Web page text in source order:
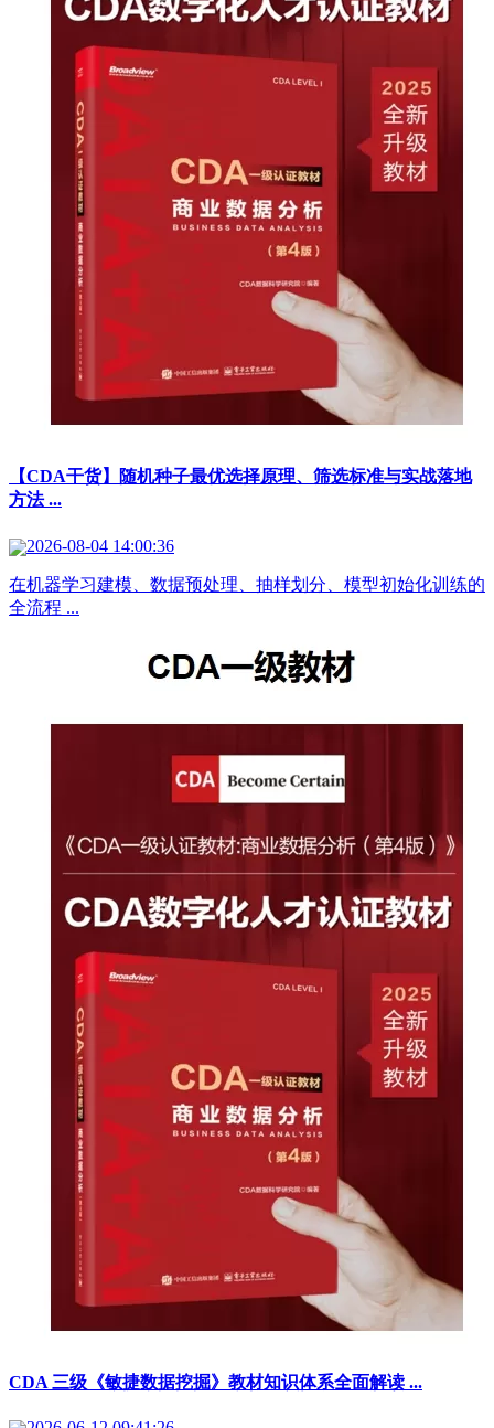
【CDA干货】随机种子最优选择原理、筛选标准与实战落地
方法 ...
2026-08-04 14:00:36
在机器学习建模、数据预处理、抽样划分、模型初始化训练的
全流程 ...
CDA 三级《敏捷数据挖掘》教材知识体系全面解读 ...